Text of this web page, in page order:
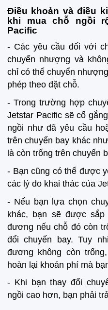
Điều khoản và điều
khi mua chỗ ngồi
Pacific
- Các yêu cầu đối với
chuyển nhượng và
chỉ có thể chuyển
phép theo đặt chỗ.
- Trong trường hợp
Jetstar Pacific sẽ cố
ngồi như đã yêu cầu
trên chuyến bay khác
là còn trống trên chuyến
- Bạn cũng có thể được
các l‎ý do khai thác của
- Nếu bạn lựa chọn
khác, bạn sẽ được
đương nếu chỗ đó còn
đổi chuyến bay. Tuy
đương không còn
hoàn lại khoản phí mà
- Khi bạn thay đổi
ngồi cao hơn, bạn phải